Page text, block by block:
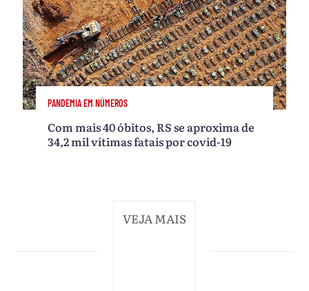
PANDEMIA EM NÚMEROS
Com mais 40 óbitos, RS se aproxima de
34,2 mil vítimas fatais por covid-19
VEJA MAIS